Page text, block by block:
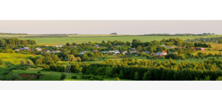
к
содержимому